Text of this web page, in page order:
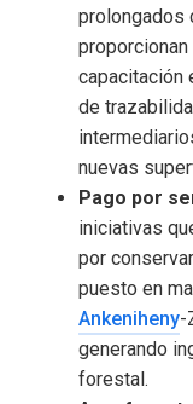
prolongados
capacitación
de
nuevas
Pago por
iniciativas
por
puesto en
Ankeniheny-
generando
forestal.